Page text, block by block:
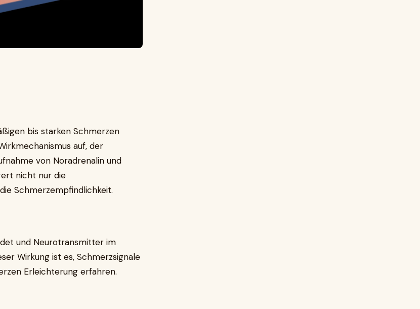
bis starken Schmerzen
auf, der
von Noradrenalin und
nicht nur die
Schmerzempfindlichkeit.
und Neurotransmitter im
Wirkung ist es, Schmerzsignale
Erleichterung erfahren.